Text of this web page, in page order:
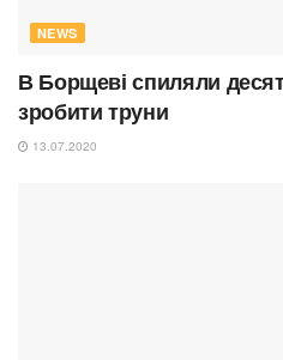
NEWS
В Борщеві спиляли
зробити труни
13.07.2020